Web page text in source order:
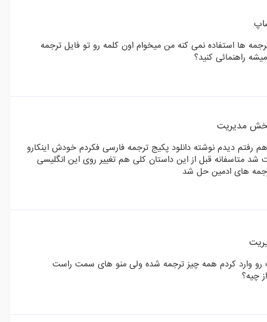
ها استفاده نمی کنه من میخوام اون کلمه رو تو فایل ترجمه
راهنمائی کنید؟
مدیریت
رفتم دیدم نوشته دانلود پکیج ترجمه فارسی فکردم خودش اینکارو
متاسفانه قبل از این داستان کلی هم تغییر روی این انگلیسی
های ادمین حل شد
وارد کردم همه چیز ترجمه شده ولی منو های سمت راست
چیه؟